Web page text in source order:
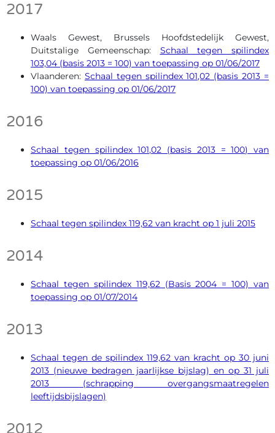
2017
Waals Gewest, Brussels Hoofdstedelijk Gewest,
Duitstalige Gemeenschap: Schaal tegen spilindex
103,04 (basis 2013 = 100) van toepassing op 01/06/2017
Vlaanderen: Schaal tegen spilindex 101,02 (basis 2013 =
100) van toepassing op 01/06/2017
2016
Schaal tegen spilindex 101,02 (basis 2013 = 100) van
toepassing op 01/06/2016
2015
Schaal tegen spilindex 119,62 van kracht op 1 juli 2015
2014
Schaal tegen spilindex 119,62 (Basis 2004 = 100) van
toepassing op 01/07/2014
2013
Schaal tegen de spilindex 119,62 van kracht op 30 juni
2013 (nieuwe bedragen jaarlijkse bijslag) en op 31 juli
2013 (schrapping overgangsmaatregelen
leeftijdsbijslagen)
2012